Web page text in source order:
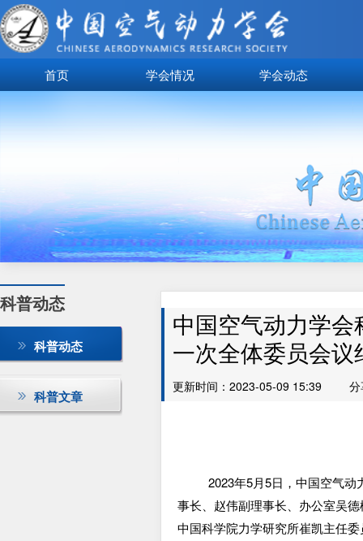
首页 学会情况 学会动态
科普动态
科普动态
科普文章
中国空气动力学
一次全体委员会议
更新时间：2023-05-09 15:39
2023年5月5日，中国空气动
事长、赵伟副理事长、办公室吴
中国科学院力学研究所崔凯主任